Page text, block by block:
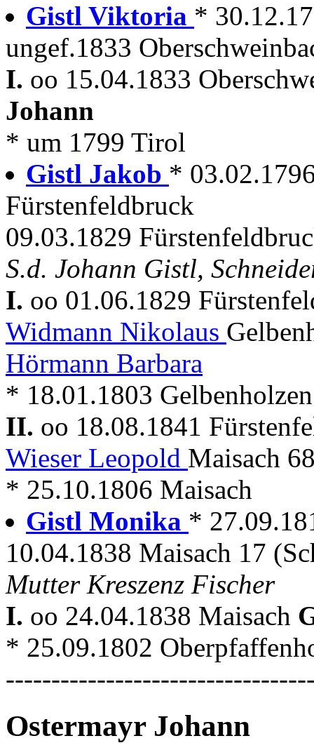
Gistl Viktoria *
ungef.1833
I. oo 15.04.1833
Johann
* um 1799 Tirol
Gistl Jakob *
Fürstenfeldbruck
09.03.1829
S.d. Johann Gistl,
I. oo 01.06.1829
Widmann Nikolaus
Hörmann Barbara
* 18.01.1803
II. oo 18.08.1841
Wieser Leopold Maisach
* 25.10.1806 Maisach
Gistl Monika *
10.04.1838 Maisach 17
Mutter Kreszenz Fischer
I. oo 24.04.1838 Maisach
* 25.09.1802
Ostermayr Johann